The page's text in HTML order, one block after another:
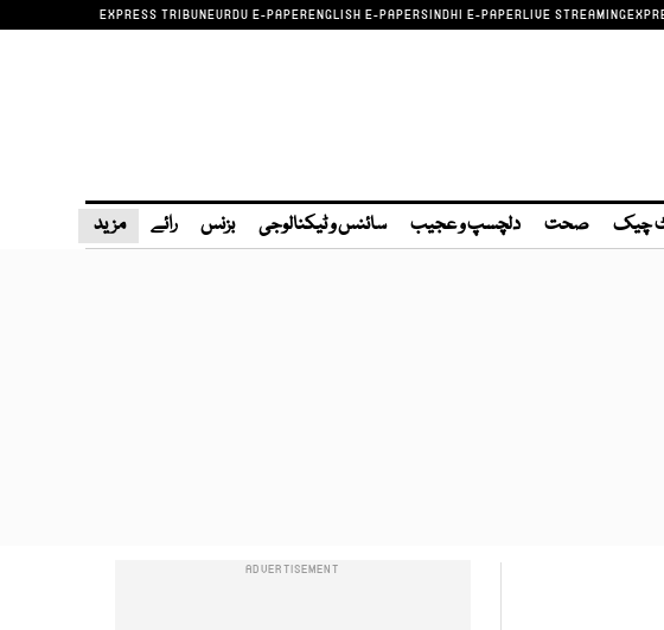
EXPRESS TRIBUNEURDU E-PAPERENGLISH E-PAPERSINDHI E-PAPERLIVE STREAMING
چیک صحت دلچسپ و عجیب سائنس و ٹیکنالوجی بزنس رائے مزید